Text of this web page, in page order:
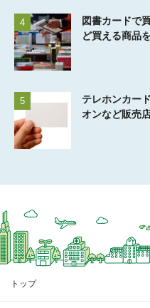
4
図書カードで
ど買える商品
5
テレホンカー
オンなど販売
トップ